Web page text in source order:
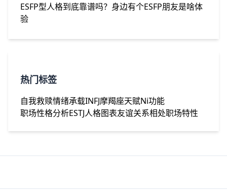
ESFP型人格到底靠谱吗？身边有个ESFP朋友是啥体
验
热门标签
自我救赎情绪承载INFJ摩羯座天赋Ni功能
职场性格分析ESTJ人格图表友谊关系相处职场特性